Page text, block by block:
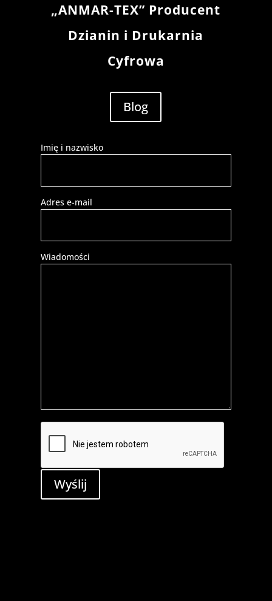
„ANMAR-TEX” Producent
Dzianin i Drukarnia
Cyfrowa
Blog
Imię i nazwisko
Adres e-mail
Wiadomości
Wyślij